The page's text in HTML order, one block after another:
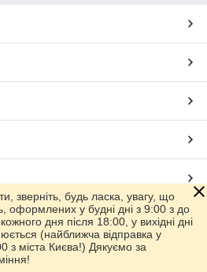
Prom.ua
зверніть, будь ласка, увагу, що
оформлених у будні дні з 9:00 з до
дня після 18:00, у вихідні дні
(найближча відправка у
з міста Києва!) Дякуємо за